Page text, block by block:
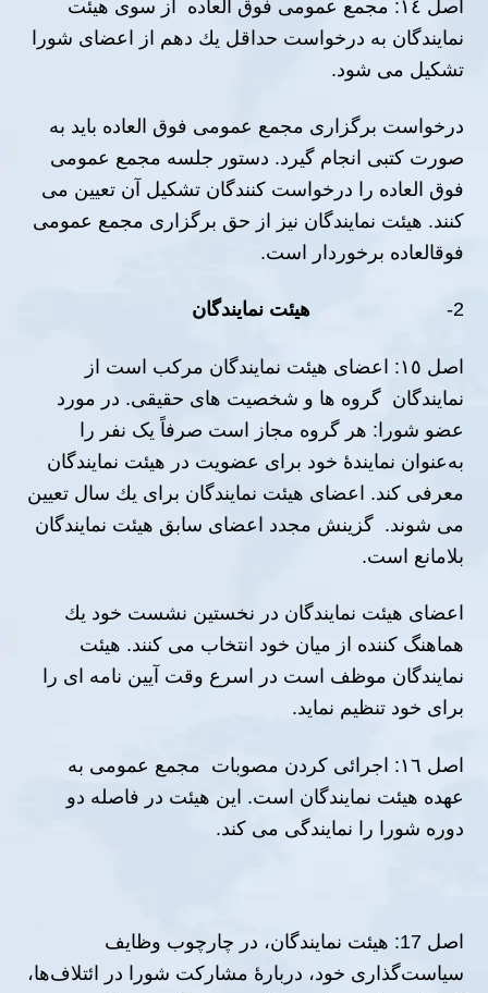
اصل ١٤: مجمع عمومی فوق العاده از سوی ھیئت
نمایندگان به درخواست حداقل یك دھم از اعضاى شورا
تشكیل مى شود.
درخواست برگزارى مجمع عمومى فوق العاده باید به
صورت كتبى انجام گیرد. دستور جلسه مجمع عمومى
فوق العاده را درخواست كنندگان تشكیل آن تعیین مى
كنند. ھیئت نمایندگان نیز از حق برگزارى مجمع عمومى
فوقالعاده برخوردار است.
2- ھیئت نمایندگان
اصل ١٥: اعضاى ھیئت نمایندگان مركب است از
نمایندگان گروه ھا و شخصیت های حقیقی. در مورد
عضو شورا: هر گروه مجاز است صرفاً یک نفر را
به‌عنوان نمایندهٔ خود برای عضویت در هیئت نمایندگان
معرفی کند. اعضاى ھیئت نمایندگان براى یك سال تعیین
مى شوند. گزینش مجدد اعضاى سابق ھیئت نمایندگان
بلامانع است.
اعضاى ھیئت نمایندگان در نخستین نشست خود یك
ھماھنگ كننده از میان خود انتخاب مى كنند. ھیئت
نمایندگان موظف است در اسرع وقت آیین نامه اى را
براى خود تنظیم نماید.
اصل ١٦: اجرائى كردن مصوبات مجمع عمومى به
عھده ھیئت نمایندگان است. این ھیئت در فاصله دو
دوره شورا را نمایندگى مى كند.
اصل 17: هیئت نمایندگان، در چارچوب وظایف
سیاست‌گذاری خود، دربارهٔ مشارکت شورا در ائتلاف‌ها،